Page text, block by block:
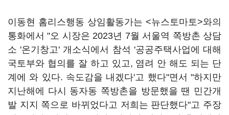
이동현 홈리스행동 상임활동가는 <뉴스토마토>와의
통화에서 "오 시장은 2023년 7월 서울역 쪽방촌 상담
소 '온기창고' 개소식에서 참석 '공공주택사업에 대해
국토부와 협의를 잘 하고 있고, 염려 안 해도 되는 단
계에 와 있다. 속도감을 내겠다'고 했다"면서 "하지만
지난해에 다시 동자동 쪽방촌을 방문했을 땐 민간개
발 지지 쪽으로 바뀌었다고 저희는 판단했다"고 주장